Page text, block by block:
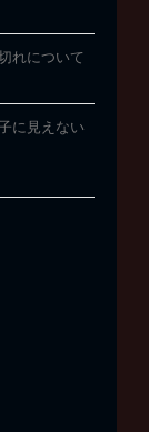
れについて
に見えない